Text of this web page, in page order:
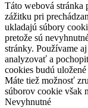
Táto webová stránka
zážitku pri
ukladajú súbory
pretože sú
stránky. Používame
analyzovať a
cookies budú
Máte tiež možnosť
súborov cookie však
Nevyhnutné